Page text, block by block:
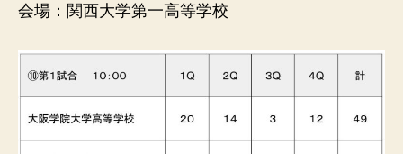
会場：関西大学第一高等学校